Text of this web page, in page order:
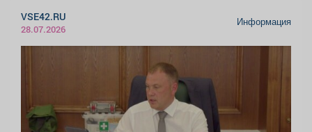
VSE42.RU
28.07.2026
Информация